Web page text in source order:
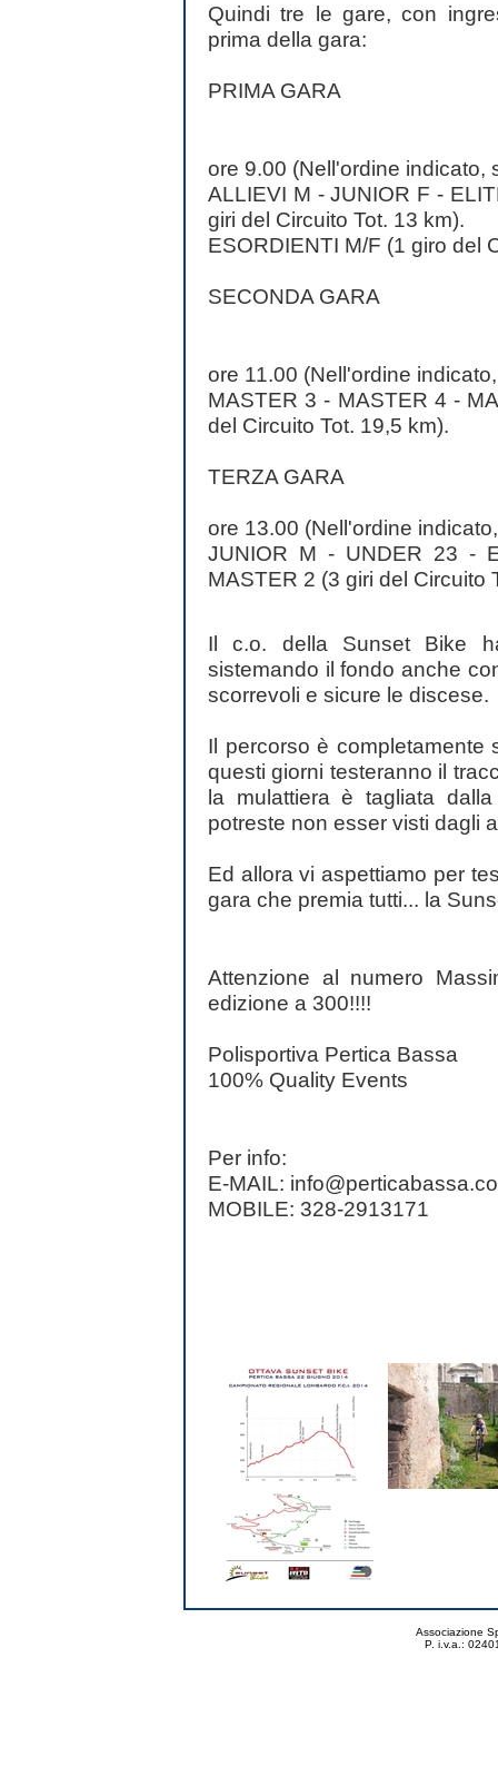
Quindi tre le gare, con
prima della gara:
PRIMA GARA
ore 9.00 (Nell'ordine
ALLIEVI M - JUNIOR F -
giri del Circuito Tot. 13 km).
ESORDIENTI M/F (1 giro del
SECONDA GARA
ore 11.00 (Nell'ordine
MASTER 3 - MASTER 4 -
del Circuito Tot. 19,5 km).
TERZA GARA
ore 13.00 (Nell'ordine
JUNIOR M - UNDER 23 -
MASTER 2 (3 giri del Circuito
Il c.o. della Sunset Bike
sistemando il fondo anche
scorrevoli e sicure le discese.
Il percorso è completamente
questi giorni testeranno il
la mulattiera è tagliata
potreste non esser visti dagli
Ed allora vi aspettiamo per
gara che premia tutti... la
Attenzione al numero
edizione a 300!!!!
Polisportiva Pertica Bassa
100% Quality Events
Per info:
E-MAIL:
MOBILE: 328-2913171
Associazione
P. i.v.a.: